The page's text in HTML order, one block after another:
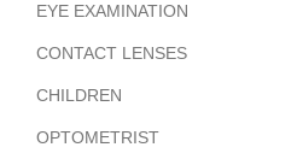
EYE EXAMINATION
CONTACT LENSES
CHILDREN
OPTOMETRIST